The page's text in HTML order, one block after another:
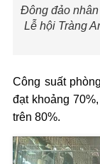
Đông đảo
Lễ hội Tràng
Công suất
đạt khoảng
trên 80%.